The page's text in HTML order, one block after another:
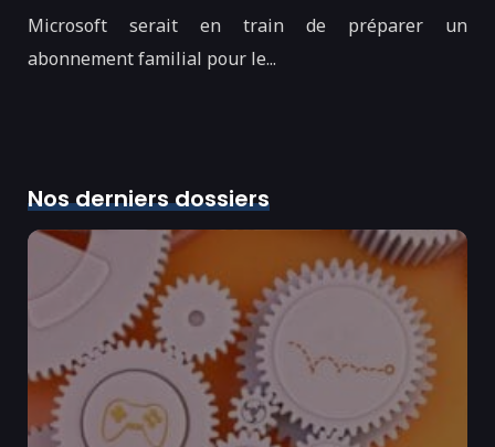
Microsoft serait en train de préparer un
abonnement familial pour le...
Nos derniers dossiers